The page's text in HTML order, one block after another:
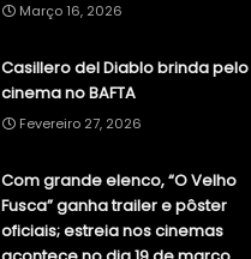
Março 16, 2026
Casillero del Diablo brinda pelo
cinema no BAFTA
Fevereiro 27, 2026
Com grande elenco, “O Velho
Fusca” ganha trailer e pôster
oficiais; estreia nos cinemas